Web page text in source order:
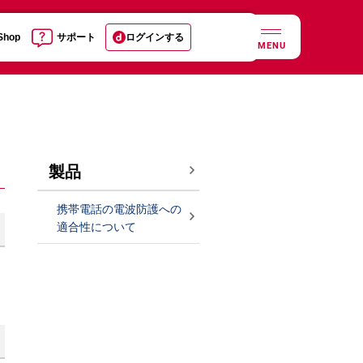
サポート ログインする
MENU
製品
携帯電話の電波防護への
適合性について